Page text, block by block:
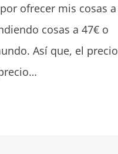
ofrecer mis cosas a
cosas a 47€ o
Así que, el precio